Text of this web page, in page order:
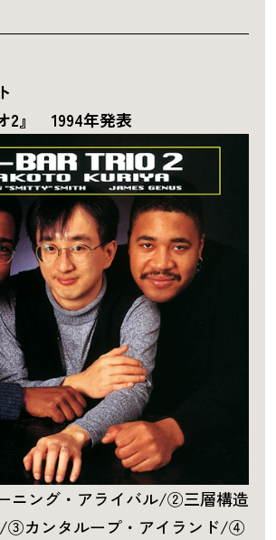
2』 1994年発表
ニング・アライバル/②三層構造
③カンタループ・アイランド/④